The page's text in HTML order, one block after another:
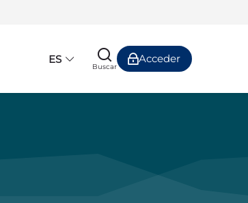
ES
Buscar
Acceder